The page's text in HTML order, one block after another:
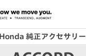
Honda 純正アクセサリー